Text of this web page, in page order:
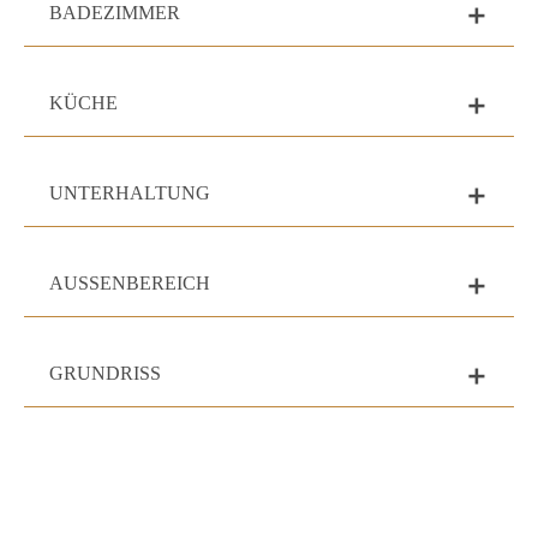
BADEZIMMER add
KÜCHE add
UNTERHALTUNG add
AUSSENBEREICH add
GRUNDRISS add